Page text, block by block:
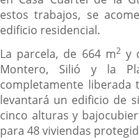
estos trabajos, se
edificio residencial.
La parcela, de 664 m2y
Montero, Silió y la
completamente liberada
levantará un edificio de
cinco alturas y
para 48 viviendas